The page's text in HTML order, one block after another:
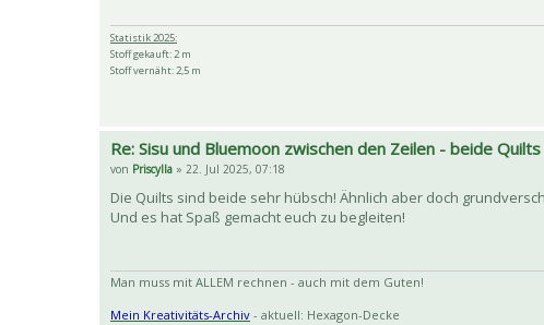
Statistik 2025:
Stoff gekauft: 2 m
Stoff vernäht: 2,5 m
Re: Sisu und Bluemoon zwischen den Zeilen - beide
von Priscylla » 22. Jul 2025, 07:18
Die Quilts sind beide sehr hübsch! Ähnlich aber doch
Und es hat Spaß gemacht euch zu begleiten!
Man muss mit ALLEM rechnen - auch mit dem Guten!
Mein Kreativitäts-Archiv - aktuell: Hexagon-Decke